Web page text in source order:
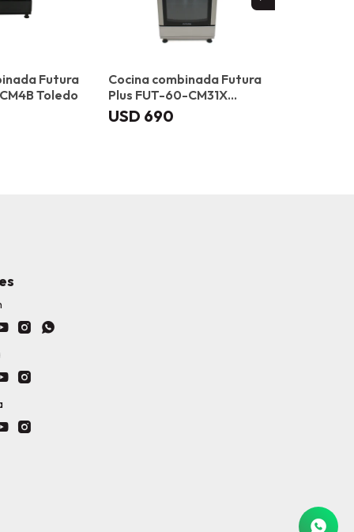
Futura
Toledo
Cocina combinada Futura
Plus FUT-60-CM31X
Bilbao
USD 690
 

